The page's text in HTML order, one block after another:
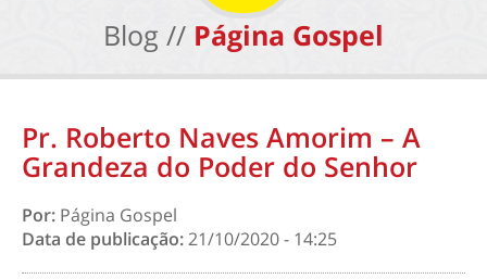
Blog // Página Gospel
Pr. Roberto Naves Amorim – A
Grandeza do Poder do Senhor
Por: Página Gospel
Data de publicação:21/10/2020 - 14:25